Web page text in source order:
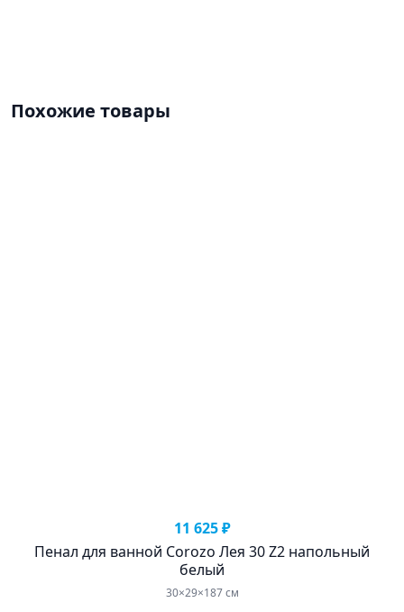
Похожие товары
11 625 ₽
Пенал для ванной Corozo Лея 30 Z2 напольный
белый
30×29×187 см